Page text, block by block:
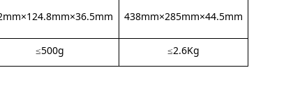
438mm×285mm×44.5mm
≤500g ≤2.6Kg